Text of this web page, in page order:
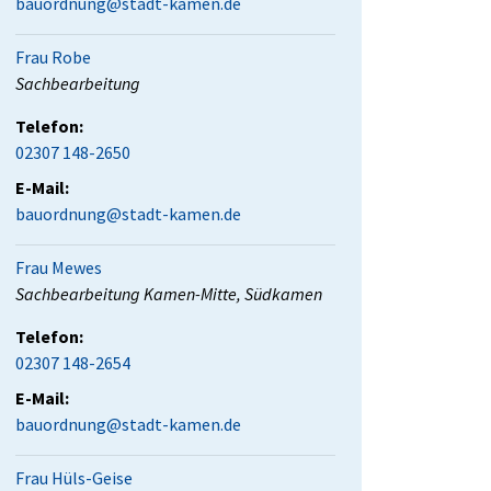
Frau Robe
Position:
Sachbearbeitung
Telefon:
02307 148-2650
E-Mail:
bauordnung@stadt-kamen.de
Frau Mewes
Position:
Sachbearbeitung Kamen-Mitte, Südkamen
Telefon:
02307 148-2654
E-Mail:
bauordnung@stadt-kamen.de
Frau Hüls-Geise